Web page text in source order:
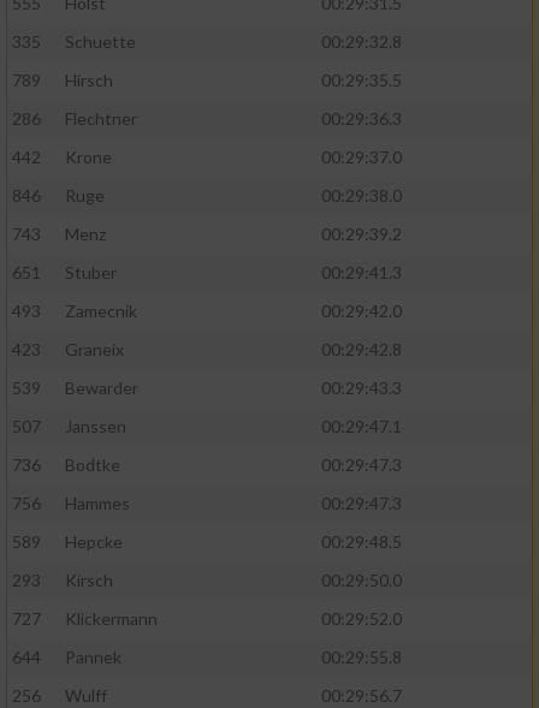
335
Schuette
00:29:32.8
789
Hirsch
00:29:35.5
286
Flechtner
00:29:36.3
442
Krone
00:29:37.0
846
Ruge
00:29:38.0
743
Menz
00:29:39.2
651
Stuber
00:29:41.3
493
Zamecnik
00:29:42.0
423
Graneix
00:29:42.8
539
Bewarder
00:29:43.3
507
Janssen
00:29:47.1
736
Bodtke
00:29:47.3
756
Hammes
00:29:47.3
589
Hepcke
00:29:48.5
293
Kirsch
00:29:50.0
727
Klickermann
00:29:52.0
644
Pannek
00:29:55.8
256
Wulff
00:29:56.7
Verwendung reduzierter Daten zur Auswahl
Erstellung von Profilen für personalisierte
Werbung
Verwendung von Profilen zur Auswahl
personalisierter Werbung
von Inhalten
personalisierter Inhalte
Messung der Werbeleistung
Messung der Performance von Inhalten
Analyse von Zielgruppen durch Statistiken
oder Kombinationen von Daten aus